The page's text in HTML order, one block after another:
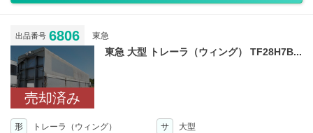
出品番号 6806 東急
売却済み
東急 大型 トレーラ（ウィング） TF28H7B...
形 トレーラ（ウィング） サ
大型